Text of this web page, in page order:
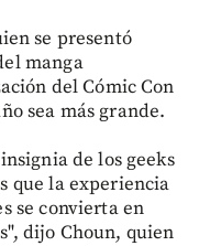
se presentó
manga
del Cómic Con
sea más grande.
de los geeks
que la experiencia
se convierta en
dijo Choun, quien